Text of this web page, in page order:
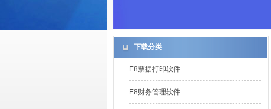
下载分类
E8票据打印软件
E8财务管理软件